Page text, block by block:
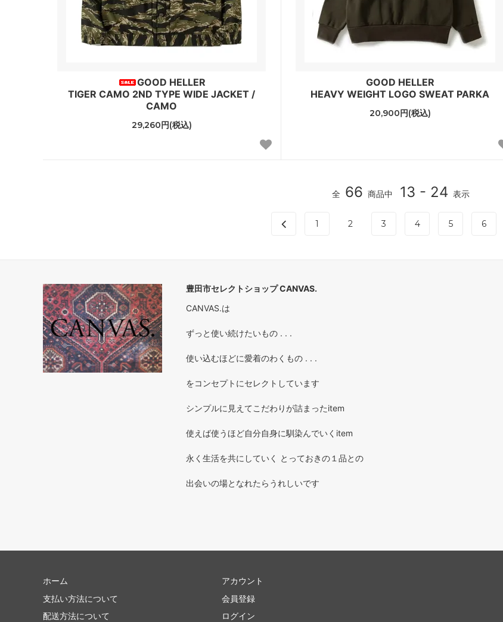
GOOD HELLER
TIGER CAMO 2ND TYPE WIDE JACKET /
CAMO
29,260円(税込)
GOOD HELLER
HEAVY WEIGHT LOGO SWEAT PARKA
20,900円(税込)
全 66 商品中 13 - 24 表示
1 2 3 4 5 6
豊田市セレクトショップ CANVAS.
CANVAS.は
ずっと使い続けたいもの . . .
使い込むほどに愛着のわくもの . . .
をコンセプトにセレクトしています
シンプルに見えてこだわりが詰まったitem
使えば使うほど自分自身に馴染んでいくitem
永く生活を共にしていく とっておきの１品との
出会いの場となれたらうれしいです
ホーム
支払い方法について
配送方法について
アカウント
会員登録
ログイン